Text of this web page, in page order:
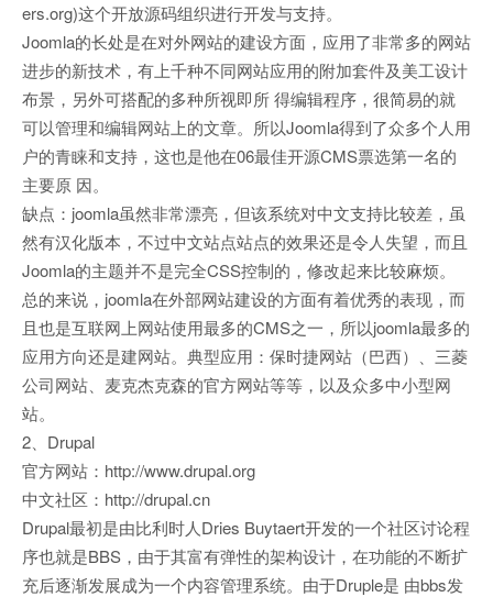
ers.org)这个开放源码组织进行开发与支持。
Joomla的长处是在对外网站的建设方面，应用了非常多的网站
进步的新技术，有上千种不同网站应用的附加套件及美工设计
布景，另外可搭配的多种所视即所 得编辑程序，很简易的就
可以管理和编辑网站上的文章。所以Joomla得到了众多个人用
户的青睐和支持，这也是他在06最佳开源CMS票选第一名的
主要原 因。
缺点：joomla虽然非常漂亮，但该系统对中文支持比较差，虽
然有汉化版本，不过中文站点站点的效果还是令人失望，而且
Joomla的主题并不是完全CSS控制的，修改起来比较麻烦。
总的来说，joomla在外部网站建设的方面有着优秀的表现，而
且也是互联网上网站使用最多的CMS之一，所以joomla最多的
应用方向还是建网站。典型应用：保时捷网站（巴西）、三菱
公司网站、麦克杰克森的官方网站等等，以及众多中小型网
站。
2、Drupal
官方网站：http://www.drupal.org
中文社区：http://drupal.cn
Drupal最初是由比利时人Dries Buytaert开发的一个社区讨论程
序也就是BBS，由于其富有弹性的架构设计，在功能的不断扩
充后逐渐发展成为一个内容管理系统。由于Druple是 由bbs发